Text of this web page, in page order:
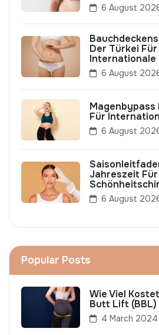
6 August
Der Türkei Für
Internationale
6 August
Magenbypass
Für
6 August
Jahreszeit Für
6 August
Popular Posts
Wie Viel
Butt Lift (BBL)
4 March 2024